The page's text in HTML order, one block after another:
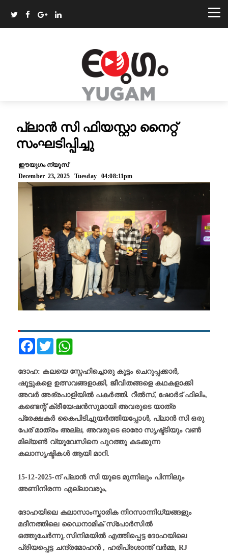
പ്ലാൻ സി ഫിയസ്റ്റാ നൈറ്റ്
സംഘടിപ്പിച്ചു
ഈയുഗം ന്യൂസ്
December 23, 2025 Tuesday 04:08:11pm
FacebookTwitter
ദോഹ: കലയെ സ്നേഹിച്ചൊരു കൂട്ടം ചെറുപ്പക്കാർ,
ഷൂട്ടുകളെ ഉത്സവങ്ങളാക്കി, ജീവിതങ്ങളെ കഥകളാക്കി
അവർ അഭ്രപാളിയിൽ പകർത്തി. റീൽസ്, ഷോർട് ഫിലിം,
കണ്ടെന്റ് ക്രീയേഷൻസുമായി അവരുടെ യാത്ര
പ്രേക്ഷകർ കൈപിടിച്ചുയർത്തിയപ്പോൾ, പ്ലാൻ സി ഒരു
പേര് മാത്രം അല്ല, അവരുടെ ഓരോ സൃഷ്ട്ടിയും വൺ
മില്യൺ വ്യൂവേസിനെ പുറത്തു കടക്കുന്ന
കലാസൃഷ്ടികൾ ആയി മാറി.
15-12-2025-ന് പ്ലാൻ സി യുടെ മുന്നിലും പിന്നിലും
അണിനിരന്ന എല്ലാവരും,
ദോഹയിലെ കലാസാംസ്കാരിക നിറസാന്നിധ്യങ്ങളും
മദീനത്തിലെ ഡൈനാമിക് സ്പോർസിൽ
ഒത്തുചേർന്നു.സിനിമയിൽ എത്തിപ്പെട്ട ദോഹയിലെ
പ്രിയപ്പെട്ട ചന്ദ്രമോഹൻ , ഹരിപ്രശാന്ത് വർമ്മ, RJ